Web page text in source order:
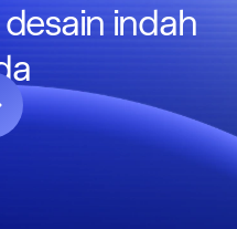
indah